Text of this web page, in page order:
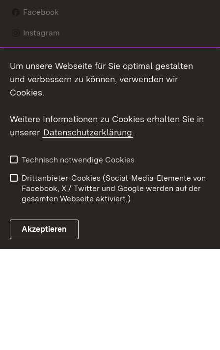
Facebook
Instagram
Mastodon
Youtube
Link zum Landesportal
Kontakt
Datenschutz
Barrierefreiheit
Impressum Cookies
Um unsere Webseite für Sie optimal gestalten
und verbessern zu können, verwenden wir
Cookies.
Weitere Informationen zu Cookies erhalten Sie in
unserer Datenschutzerklärung.
Technisch notwendige Cookies
Drittanbieter-Cookies (Social-Media-Elemente von
Facebook, X / Twitter und Google werden auf der
gesamten Webseite aktiviert.)
Akzeptieren